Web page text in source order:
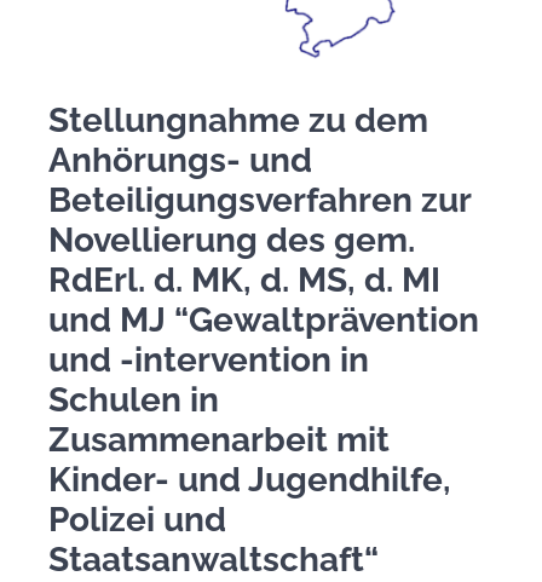
Datenschutz
Stellungnahme zu dem
Anhörungs- und
Beteiligungsverfahren zur
Novellierung des gem.
RdErl. d. MK, d. MS, d. MI
und MJ “Gewaltprävention
und -intervention in
Schulen in
Zusammenarbeit mit
Kinder- und Jugendhilfe,
Polizei und
Staatsanwaltschaft“